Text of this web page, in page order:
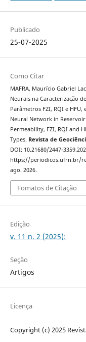
Publicado
25-07-2025
Como Citar
MAFRA, Maurício Gabriel
Neurais na Caracterização
Parâmetros FZI, RQI e
Neural Network in
Permeability, FZI, RQI and
Types. Revista de
DOI: 10.21680/2447-
https://periodicos.ufrn.br/
ago. 2026.
Fomatos de Citação
Edição
v. 11 n. 2 (2025):
Seção
Artigos
Licença
Copyright (c) 2025